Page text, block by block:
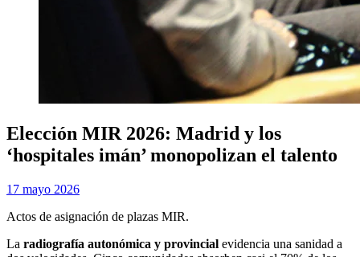
Elección MIR 2026: Madrid y los
‘hospitales imán’ monopolizan el talento
porExamen MIR
Publicada
17 mayo 2026
Actos de asignación de plazas MIR.
La radiografía autonómica y provincial evidencia una sanidad a